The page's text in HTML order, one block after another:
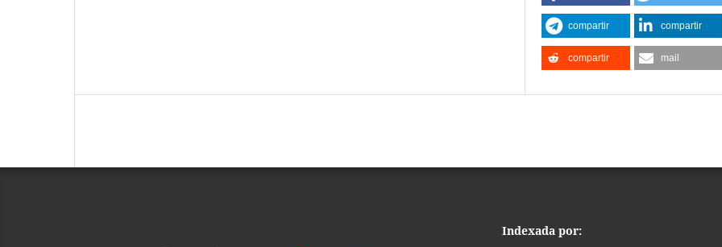
compartir compartir
compartir mail
Indexada por: